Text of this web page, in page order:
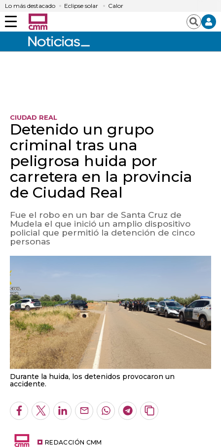
Lo más destacado Eclipse solar Calor
Menú Buscar
CIUDAD REAL
Detenido un grupo
criminal tras una
peligrosa huida por
carretera en la provincia
de Ciudad Real
Fue el robo en un bar de Santa Cruz de
Mudela el que inició un amplio dispositivo
policial que permitió la detención de cinco
personas
Durante la huida, los detenidos provocaron un
accidente.
Facebook
TwitterLinkedInEnviarWhatsapp
Telegram
Copiar
REDACCIÓN CMM